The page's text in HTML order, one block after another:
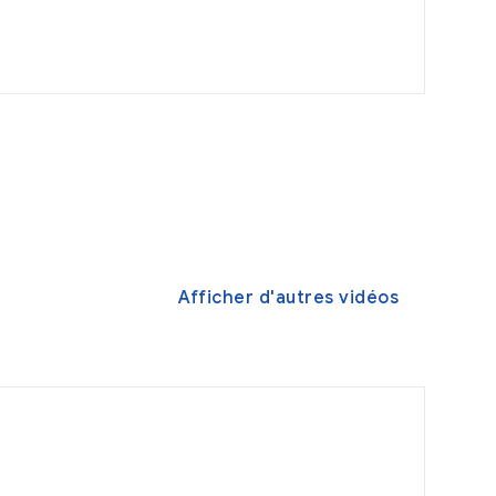
Afficher d'autres vidéos